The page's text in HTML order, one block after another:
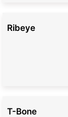
Ribeye
T-Bone